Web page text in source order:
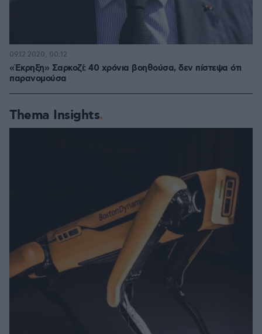
«Έκρηξη» Σαρκοζί: 40 χρόνια βοηθούσα, δεν πίστεψα ότι
παρανομούσα
09.12.2020, 00:12
Thema Insights